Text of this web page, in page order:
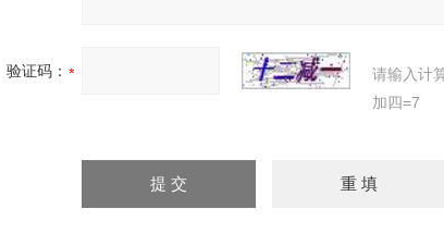
验证码：
请输入计
加四=7